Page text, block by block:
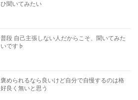
ひ聞いてみたい
普段 自己主張しない人だからこそ、聞いてみた
いです♭
褒められるなら良いけど自分で自慢するのは格
好良く無いと思う